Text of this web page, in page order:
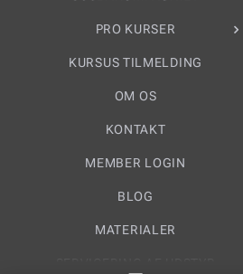
PRO KURSER
KURSUS TILMELDING
OM OS
KONTAKT
MEMBER LOGIN
BLOG
MATERIALER